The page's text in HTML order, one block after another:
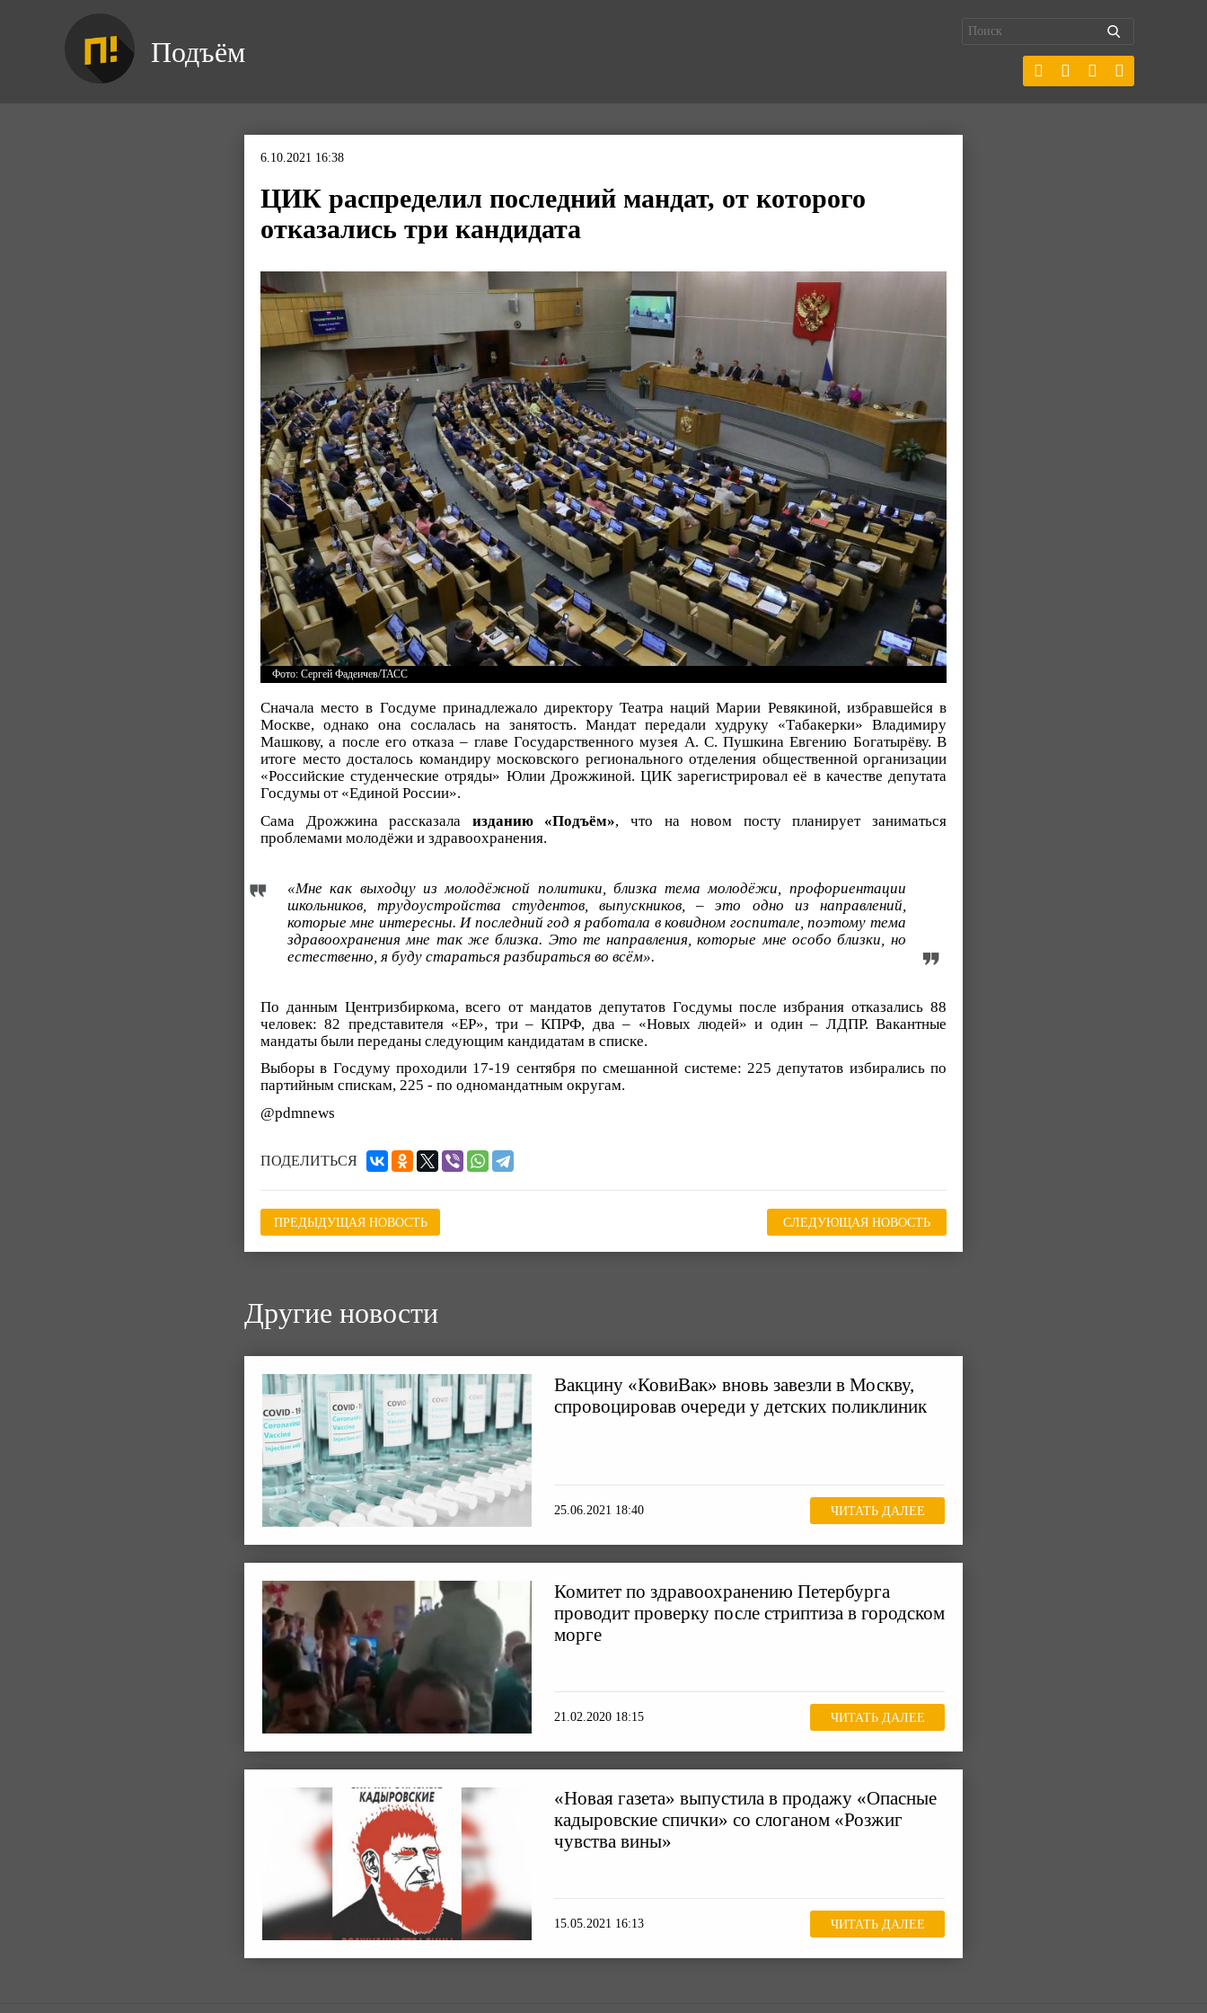
Подъём
6.10.2021 16:38
ЦИК распределил последний мандат, от которого
отказались три кандидата
Фото: Сергей Фадеичев/ТАСС
Сначала место в Госдуме принадлежало директору Театра наций Марии Ревякиной, избравшейся в
Москве, однако она сослалась на занятость. Мандат передали худруку «Табакерки» Владимиру
Машкову, а после его отказа – главе Государственного музея А. С. Пушкина Евгению Богатырёву. В
итоге место досталось командиру московского регионального отделения общественной организации
«Российские студенческие отряды» Юлии Дрожжиной. ЦИК зарегистрировал её в качестве депутата
Госдумы от «Единой России».
Сама Дрожжина рассказала изданию «Подъём», что на новом посту планирует заниматься
проблемами молодёжи и здравоохранения.
«Мне как выходцу из молодёжной политики, близка тема молодёжи, профориентации
школьников, трудоустройства студентов, выпускников, – это одно из направлений,
которые мне интересны. И последний год я работала в ковидном госпитале, поэтому тема
здравоохранения мне так же близка. Это те направления, которые мне особо близки, но
естественно, я буду стараться разбираться во всём».
По данным Центризбиркома, всего от мандатов депутатов Госдумы после избрания отказались 88
человек: 82 представителя «ЕР», три – КПРФ, два – «Новых людей» и один – ЛДПР. Вакантные
мандаты были переданы следующим кандидатам в списке.
Выборы в Госдуму проходили 17-19 сентября по смешанной системе: 225 депутатов избирались по
партийным спискам, 225 - по одномандатным округам.
@pdmnews
ПОДЕЛИТЬСЯ
ПРЕДЫДУЩАЯ НОВОСТЬ СЛЕДУЮЩАЯ НОВОСТЬ
Другие новости
Вакцину «КовиВак» вновь завезли в Москву,
спровоцировав очереди у детских поликлиник
25.06.2021 18:40 ЧИТАТЬ ДАЛЕЕ
Комитет по здравоохранению Петербурга
проводит проверку после стриптиза в городском
морге
21.02.2020 18:15 ЧИТАТЬ ДАЛЕЕ
«Новая газета» выпустила в продажу «Опасные
кадыровские спички» со слоганом «Розжиг
чувства вины»
15.05.2021 16:13 ЧИТАТЬ ДАЛЕЕ